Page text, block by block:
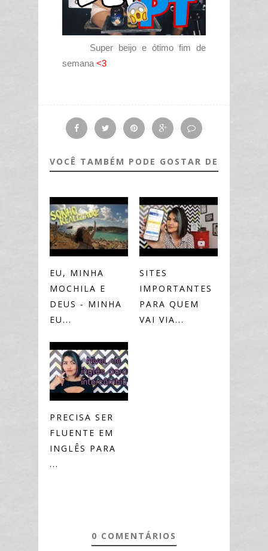
Super beijo e ótimo fim de
semana <3
VOCÊ TAMBÉM PODE GOSTAR DE
EU, MINHA
MOCHILA E
DEUS - MINHA
EU...
SITES
IMPORTANTES
PARA QUEM
VAI VIA...
PRECISA SER
FLUENTE EM
INGLÊS PARA
...
0 COMENTÁRIOS